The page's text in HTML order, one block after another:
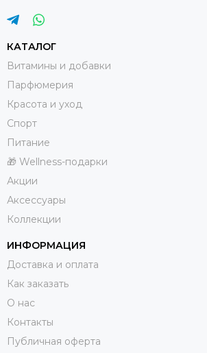
КАТАЛОГ
Витамины и добавки
Парфюмерия
Красота и уход
Спорт
Питание
🎁 Wellness-подарки
Акции
Аксессуары
Коллекции
ИНФОРМАЦИЯ
Доставка и оплата
Как заказать
О нас
Контакты
Публичная оферта